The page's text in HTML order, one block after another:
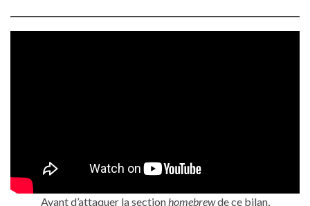
Avant d’attaquer la sectionhomebrewde ce bilan,